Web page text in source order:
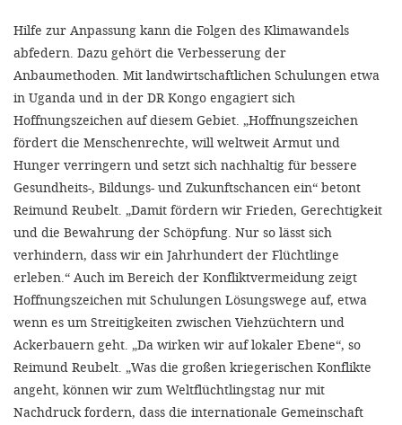
Hilfe zur Anpassung kann die Folgen des Klimawandels
abfedern. Dazu gehört die Verbesserung der
Anbaumethoden. Mit landwirtschaftlichen Schulungen etwa
in Uganda und in der DR Kongo engagiert sich
Hoffnungszeichen auf diesem Gebiet. „Hoffnungszeichen
fördert die Menschenrechte, will weltweit Armut und
Hunger verringern und setzt sich nachhaltig für bessere
Gesundheits-, Bildungs- und Zukunftschancen ein“ betont
Reimund Reubelt. „Damit fördern wir Frieden, Gerechtigkeit
und die Bewahrung der Schöpfung. Nur so lässt sich
verhindern, dass wir ein Jahrhundert der Flüchtlinge
erleben.“ Auch im Bereich der Konfliktvermeidung zeigt
Hoffnungszeichen mit Schulungen Lösungswege auf, etwa
wenn es um Streitigkeiten zwischen Viehzüchtern und
Ackerbauern geht. „Da wirken wir auf lokaler Ebene“, so
Reimund Reubelt. „Was die großen kriegerischen Konflikte
angeht, können wir zum Weltflüchtlingstag nur mit
Nachdruck fordern, dass die internationale Gemeinschaft